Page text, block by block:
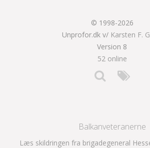
© 1998-2026
Unprofor.dk v/ Karsten F.
Version 8
52 online
Balkanveteranerne
Læs skildringen fra brigadegeneral